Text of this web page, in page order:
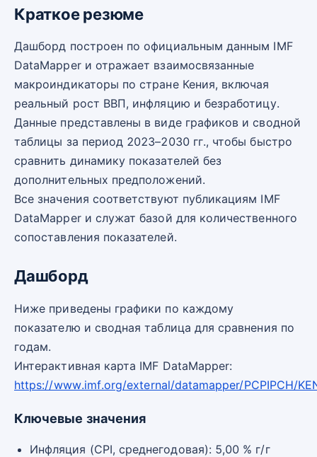
Краткое резюме
Дашборд построен по официальным данным IMF
DataMapper и отражает взаимосвязанные
макроиндикаторы по стране Кения, включая
реальный рост ВВП, инфляцию и безработицу.
Данные представлены в виде графиков и сводной
таблицы за период 2023–2030 гг., чтобы быстро
сравнить динамику показателей без
дополнительных предположений.
Все значения соответствуют публикациям IMF
DataMapper и служат базой для количественного
сопоставления показателей.
Дашборд
Ниже приведены графики по каждому
показателю и сводная таблица для сравнения по
годам.
Интерактивная карта IMF DataMapper:
https://www.imf.org/external/datamapper/PCPIPCH/
Ключевые значения
Инфляция (CPI, среднегодовая): 5,00 % г/г